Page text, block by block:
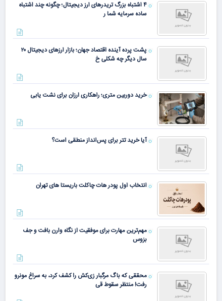
۴ اشتباه بزرگ تریدرهای ارز دیجیتال؛ چگونه چند اشتباه
ساده سرمایه شما ر
پشت پرده آینده اقتصاد جهان؛ بازار ارزهای دیجیتال ۲۰
سال دیگر چه شکلی خ
خرید دوربین متری؛ راهکاری ارزان برای نشت یابی
آیا خرید تتر برای پس‌انداز منطقی است؟
انتخاب اول پودر هات چاکلت باریستا های تهران
مهم‌ترین مهارت برای موفقیت از نگاه وارن بافت و جف
بزوس
محققی که باگ مرگبار زی‌کش را کشف کرد، به سراغ مونرو
رفت! منتظر سقوط قی